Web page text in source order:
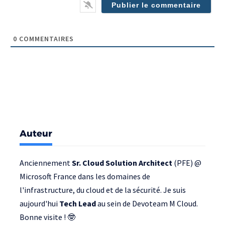
0 COMMENTAIRES
Auteur
AnciennementSr. Cloud Solution Architect (PFE) @
Microsoft France dans les domaines de
l'infrastructure, du cloud et de la sécurité. Je suis
aujourd'hui Tech Leadau sein de Devoteam M Cloud.
Bonne visite ! 🤓